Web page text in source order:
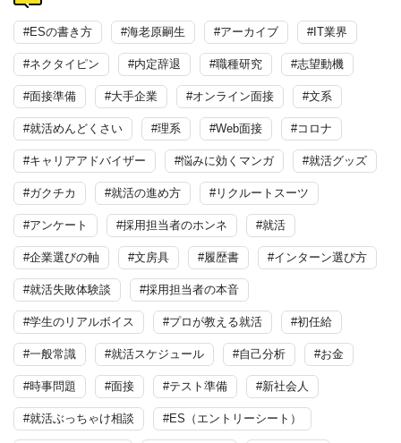
#ESの書き方 #海老原嗣生 #アーカイブ #IT業界
#ネクタイピン #内定辞退 #職種研究 #志望動機
#面接準備 #大手企業 #オンライン面接 #文系
#就活めんどくさい #理系 #Web面接 #コロナ
#キャリアアドバイザー #悩みに効くマンガ #就活グッズ
#ガクチカ #就活の進め方 #リクルートスーツ
#アンケート #採用担当者のホンネ #就活
#企業選びの軸 #文房具 #履歴書 #インターン選び方
#就活失敗体験談 #採用担当者の本音
#学生のリアルボイス #プロが教える就活 #初任給
#一般常識 #就活スケジュール #自己分析 #お金
#時事問題 #面接 #テスト準備 #新社会人
#就活ぶっちゃけ相談 #ES（エントリーシート）